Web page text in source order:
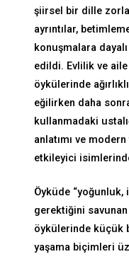
şiirsel bir dille
ayrıntılar,
konuşmalara
edildi. Evlilik ve
öykülerinde
eğilirken daha
kullanmadaki
anlatımı ve
etkileyici
Öyküde “yoğunluk,
gerektiğini savunan
öykülerinde küçük
yaşama biçimleri